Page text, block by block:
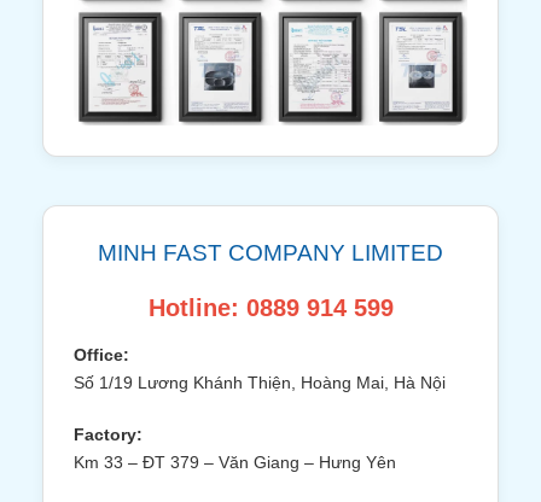
MINH FAST COMPANY LIMITED
Hotline: 0889 914 599
Office:
Số 1/19 Lương Khánh Thiện, Hoàng Mai, Hà Nội
Factory:
Km 33 – ĐT 379 – Văn Giang – Hưng Yên